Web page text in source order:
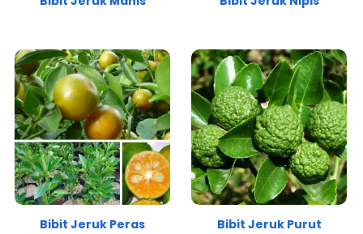
Bibit Jeruk Peras Bibit Jeruk Purut